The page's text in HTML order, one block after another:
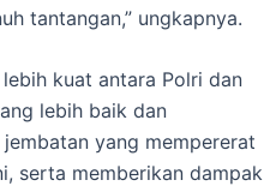
tantangan,” ungkapnya.
kuat antara Polri dan
lebih baik dan
yang mempererat
serta memberikan dampak